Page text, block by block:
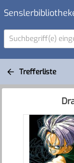
Suchbegriff(e)
Trefferliste